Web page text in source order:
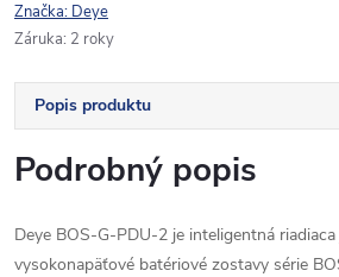
Značka: Deye
Záruka: 2 roky
Popis produktu
Podrobný popis
Deye BOS-G-PDU-2 je inteligentná
vysokonapäťové batériové zostavy série